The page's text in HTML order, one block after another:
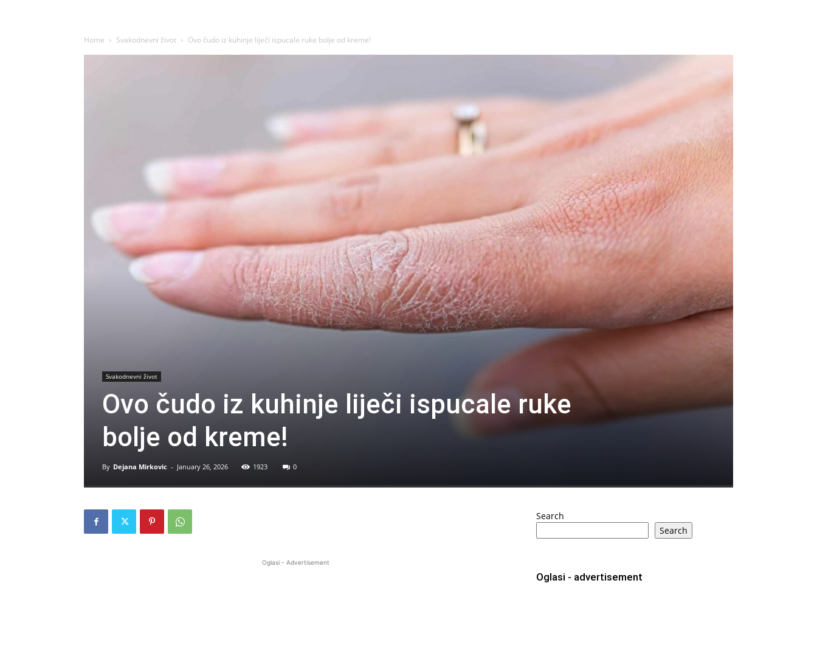
Home Svakodnevni život Ovo čudo iz kuhinje liječi ispucale ruke bolje od kreme!
Svakodnevni život
Ovo čudo iz kuhinje liječi ispucale ruke
bolje od kreme!
By Dejana Mirkovic - January 26, 2026 1923 0
Oglasi - Advertisement
Search
Search
Oglasi - advertisement